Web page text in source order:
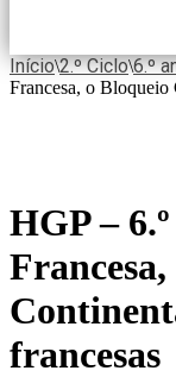
Início\2.º Ciclo\6.º
Francesa, o Bloqueio
HGP –
francesas